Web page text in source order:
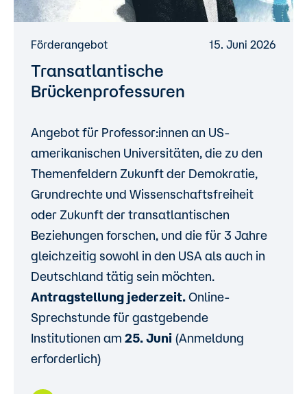
Förderangebot 15. Juni 2026
Transatlantische
Brückenprofessuren
Angebot für Professor:innen an US-
amerikanischen Universitäten, die zu den
Themenfeldern Zukunft der Demokratie,
Grundrechte und Wissenschaftsfreiheit
oder Zukunft der transatlantischen
Beziehungen forschen, und die für 3 Jahre
gleichzeitig sowohl in den USA als auch in
Deutschland tätig sein möchten.
Antragstellung jederzeit. Online-
Sprechstunde für gastgebende
Institutionen am 25. Juni (Anmeldung
erforderlich)